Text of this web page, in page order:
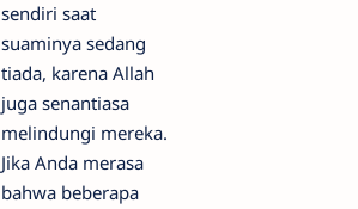
sendiri saat
suaminya sedang
tiada, karena Allah
juga senantiasa
melindungi mereka.
Jika Anda merasa
bahwa beberapa